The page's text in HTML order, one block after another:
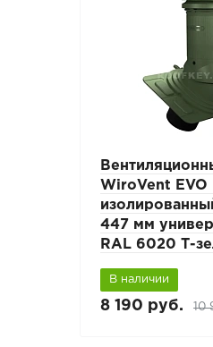
WiroVent EVO
447 мм
RAL 6020 Т-
В наличии
8 190 руб. 10